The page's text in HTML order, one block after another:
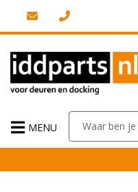
MENU